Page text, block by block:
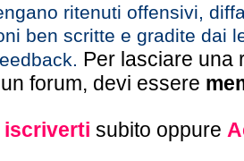
ritenuti offensivi,
ben scritte e gradite dai
Per lasciare una
forum, devi essere
iscriverti subito oppure